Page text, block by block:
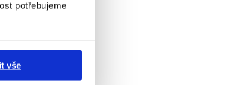
potřebujeme
vše
sále